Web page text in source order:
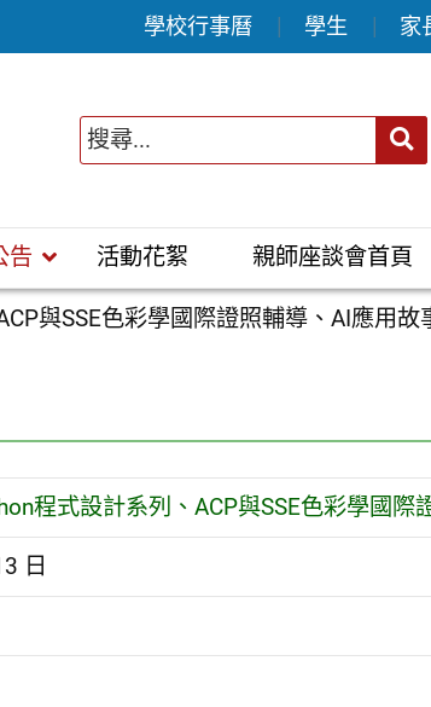
學校行事曆 學生 家
告 活動花絮 親師座談會首頁
與SSE色彩學國際證照輔導、AI應用故
程式設計系列、ACP與SSE色彩學國際
日